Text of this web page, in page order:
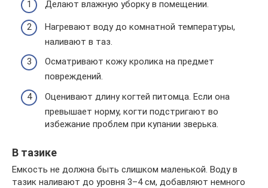
Делают влажную уборку в помещении.
Нагревают воду до комнатной температуры,
наливают в таз.
Осматривают кожу кролика на предмет
повреждений.
Оценивают длину когтей питомца. Если она
превышает норму, когти подстригают во
избежание проблем при купании зверька.
В тазике
Емкость не должна быть слишком маленькой. Воду в
тазик наливают до уровня 3–4 см, добавляют немного